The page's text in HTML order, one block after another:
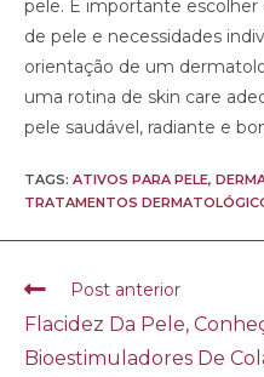
pele. É importante escolher
de pele e necessidades
orientação de um
uma rotina de skin care
pele saudável, radiante e
TAGS: ATIVOS PARA PELE,
TRATAMENTOS
Post anterior
Flacidez Da Pele,
Bioestimuladores De